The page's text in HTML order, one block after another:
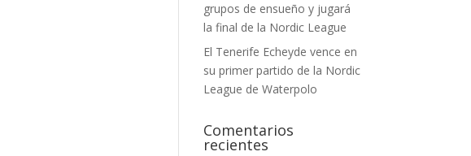
grupos de ensueño y jugará
la final de la Nordic League
El Tenerife Echeyde vence en
su primer partido de la Nordic
League de Waterpolo
Comentarios
recientes